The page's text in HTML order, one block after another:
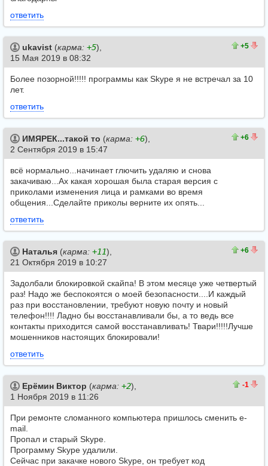
ответить
+5
ukavist (карма: +5),
15 Мая 2019 в 08:32
Более позорной!!!!! программы как Skype я не встречал за 10
лет.
ответить
+6
ИМЯРЕК...такой то (карма: +6),
2 Сентября 2019 в 15:47
всё нормально...начинает глючить удаляю и снова
закачиваю...Ах какая хорошая была старая версия с
приколами изменения лица и рамками во время
общения...Сделайте приколы верните их опять...
ответить
+6
Наталья (карма: +11),
21 Октября 2019 в 10:27
Задолбали блокировкой скайпа! В этом месяце уже четвертый
раз! Надо же беспокоятся о моей безопасности....И каждый
раз при восстановлении, требуют новую почту и новый
телефон!!!! Ладно бы восстанавливали бы, а то ведь все
контакты приходится самой восстанавливать! Твари!!!!!Лучше
мошенников настоящих блокировали!
ответить
-1
Ерёмин Виктор (карма: +2),
1 Ноября 2019 в 11:26
При ремонте сломанного компьютера пришлось сменить e-
mail.
Пропал и старый Skype.
Программу Skype удалили.
Сейчас при закачке нового Skype, он требует код